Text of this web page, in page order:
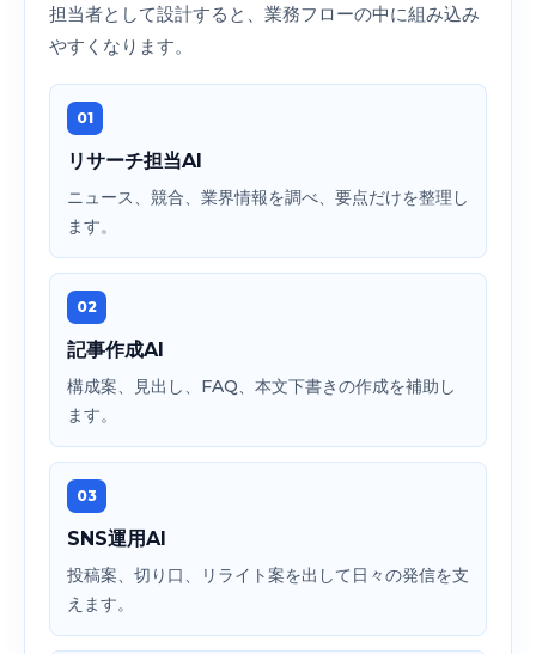
担当者として設計すると、業務フローの中に組み込み
やすくなります。
01
リサーチ担当AI
ニュース、競合、業界情報を調べ、要点だけを整理し
ます。
02
記事作成AI
構成案、見出し、FAQ、本文下書きの作成を補助し
ます。
03
SNS運用AI
投稿案、切り口、リライト案を出して日々の発信を支
えます。